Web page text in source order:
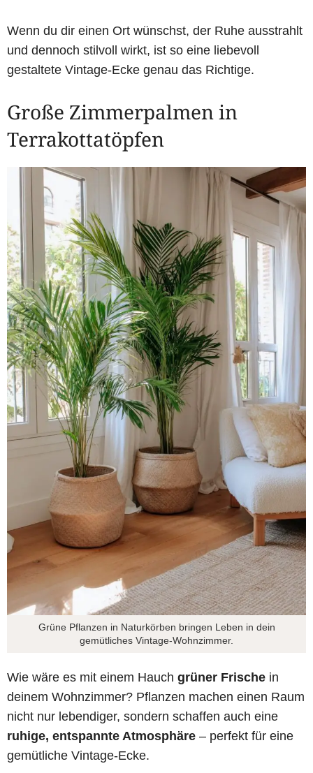
Wenn du dir einen Ort wünschst, der Ruhe ausstrahlt
und dennoch stilvoll wirkt, ist so eine liebevoll
gestaltete Vintage-Ecke genau das Richtige.
Große Zimmerpalmen in
Terrakottatöpfen
Grüne Pflanzen in Naturkörben bringen Leben in dein
gemütliches Vintage-Wohnzimmer.
Wie wäre es mit einem Hauch grüner Frische in
deinem Wohnzimmer? Pflanzen machen einen Raum
nicht nur lebendiger, sondern schaffen auch eine
ruhige, entspannte Atmosphäre – perfekt für eine
gemütliche Vintage-Ecke.